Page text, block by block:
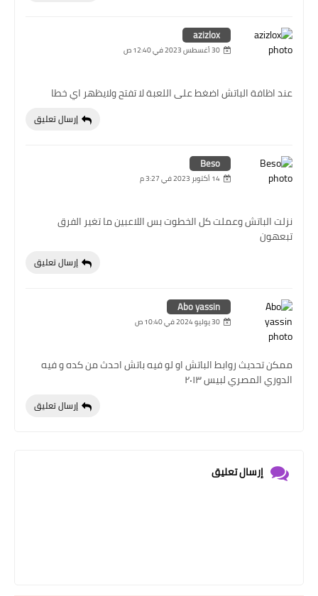
azizlox
30 أغسطس 2023 في 12:40 ص
عند اظافة الباتش اضغط على اللعبة لا تفتح ولايظهر اي خطا
إرسال تعليق
Beso
14 أكتوبر 2023 في 3:27 م
نزلت الباتش وعملت كل الخطوت بس اللاعبين ما تغير الفرق
تبعهون
إرسال تعليق
Abo yassin
30 يوليو 2024 في 10:40 ص
ممكن تحديث روابط الباتش او لو فيه باتش احدث من كده و فيه
الدوري المصري لبيس ٢٠١٣
إرسال تعليق
إرسال تعليق